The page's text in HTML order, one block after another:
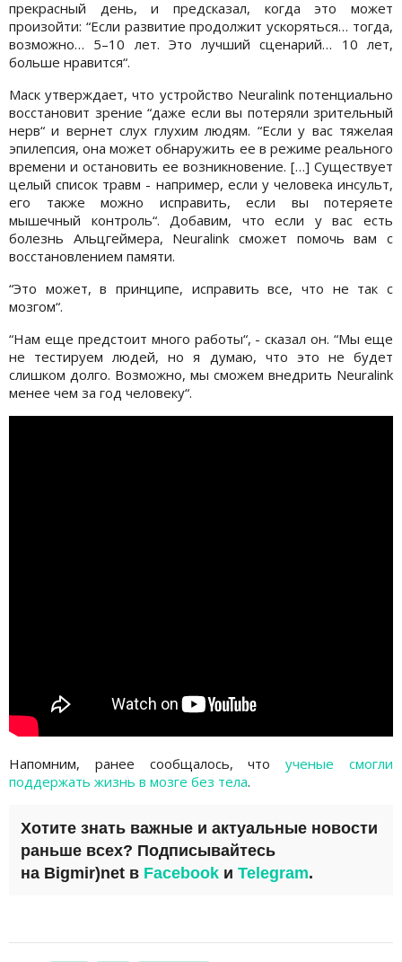
прекрасный день, и предсказал, когда это может
произойти: “Если развитие продолжит ускоряться… тогда,
возможно… 5–10 лет. Это лучший сценарий… 10 лет,
больше нравится“.
Маск утверждает, что устройство Neuralink потенциально
восстановит зрение “даже если вы потеряли зрительный
нерв“ и вернет слух глухим людям. “Если у вас тяжелая
эпилепсия, она может обнаружить ее в режиме реального
времени и остановить ее возникновение. […] Существует
целый список травм - например, если у человека инсульт,
его также можно исправить, если вы потеряете
мышечный контроль“. Добавим, что если у вас есть
болезнь Альцгеймера, Neuralink сможет помочь вам с
восстановлением памяти.
“Это может, в принципе, исправить все, что не так с
мозгом“.
“Нам еще предстоит много работы“, - сказал он. “Мы еще
не тестируем людей, но я думаю, что это не будет
слишком долго. Возможно, мы сможем внедрить Neuralink
менее чем за год человеку“.
Напомним, ранее сообщалось, чтоученые смогли
поддержать жизнь в мозге без тела.
Хотите знать важные и актуальные новости
раньше всех? Подписывайтесь
на Bigmir)net в Facebook и Telegram.